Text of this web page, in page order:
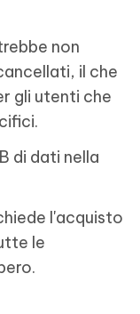
non
il che
gli utenti che
di dati nella
l'acquisto
le